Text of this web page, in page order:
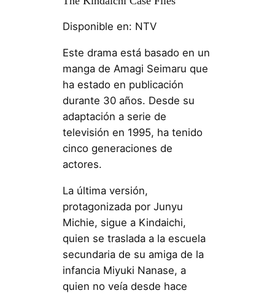
Disponible en: NTV
Este drama está basado en un
manga de Amagi Seimaru que
ha estado en publicación
durante 30 años. Desde su
adaptación a serie de
televisión en 1995, ha tenido
cinco generaciones de
actores.
La última versión,
protagonizada por Junyu
Michie, sigue a Kindaichi,
quien se traslada a la escuela
secundaria de su amiga de la
infancia Miyuki Nanase, a
quien no veía desde hace